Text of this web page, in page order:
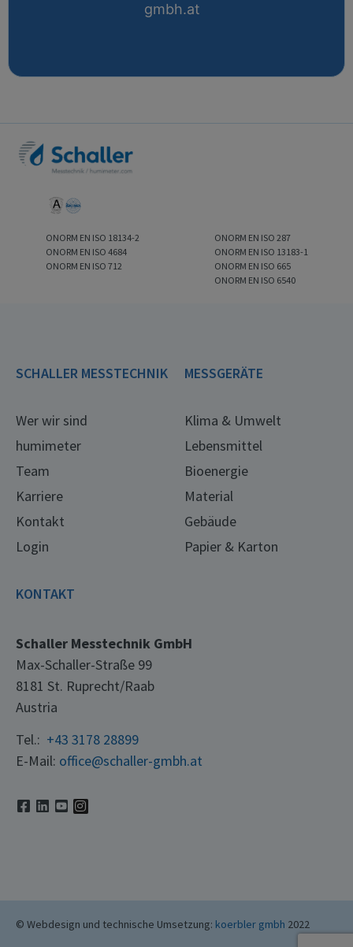
gmbh.at
ONORM EN ISO 18134-2
ONORM EN ISO 4684
ONORM EN ISO 712
ONORM EN ISO 287
ONORM EN ISO 13183-1
ONORM EN ISO 665
ONORM EN ISO 6540
SCHALLER MESSTECHNIK
Wer wir sind
humimeter
Team
Karriere
Kontakt
Login
MESSGERÄTE
Klima & Umwelt
Lebensmittel
Bioenergie
Material
Gebäude
Papier & Karton
KONTAKT
Schaller Messtechnik GmbH
Max-Schaller-Straße 99
8181 St. Ruprecht/Raab
Austria
Tel.: +43 3178 28899
E-Mail: office@schaller-gmbh.at
© Webdesign und technische Umsetzung: koerbler gmbh 2022